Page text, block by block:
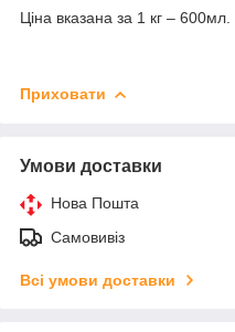
Ціна вказана за 1 кг – 600мл.
Приховати
Умови доставки
Нова Пошта
Самовивіз
Всі умови доставки